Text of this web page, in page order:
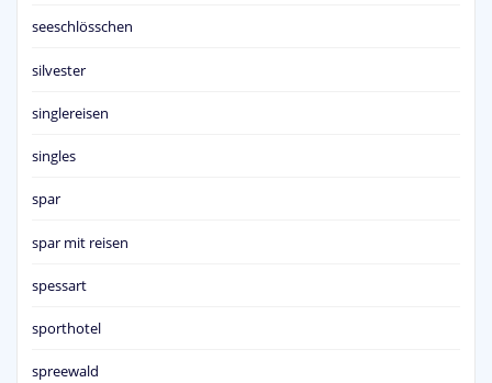
seeschlösschen
silvester
singlereisen
singles
spar
spar mit reisen
spessart
sporthotel
spreewald